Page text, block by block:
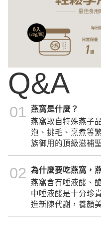
Q&A
01 燕窩是什麼？
燕窩取自特殊燕子
泡、挑毛、烹煮等
族御用的頂級滋補
02 為什麼要吃燕窩，
燕窩含有唾液酸、
中唾液酸是十分珍
進新陳代謝，養顏